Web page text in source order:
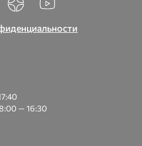
— 16:30